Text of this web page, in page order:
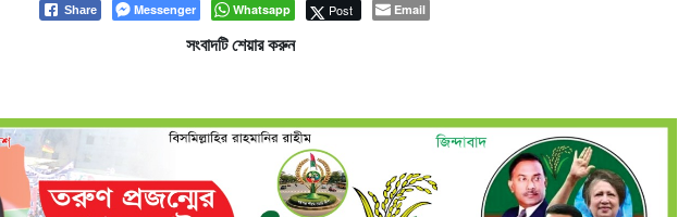
Share Messenger Whatsapp Post Email
সংবাদটি শেয়ার করুন